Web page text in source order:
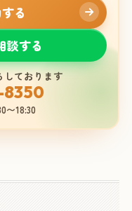
る
談する
しております
〜18:30